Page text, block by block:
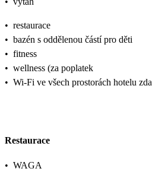
• restaurace
• bazén s oddělenou částí pro děti
• fitness
• wellness (za poplatek
• Wi-Fi ve všech prostorách hotelu
Restaurace
• WAGA